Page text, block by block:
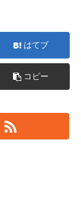
はてブ
コピー